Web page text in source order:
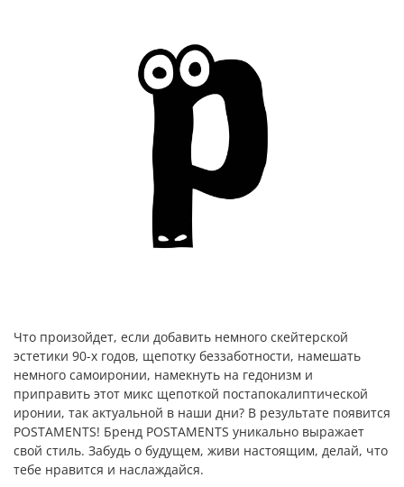
Что произойдет, если добавить немного скейтерской
эстетики 90-х годов, щепотку беззаботности, намешать
немного самоиронии, намекнуть на гедонизм и
приправить этот микс щепоткой постапокалиптической
иронии, так актуальной в наши дни? В результате появится
POSTAMENTS! Бренд POSTAMENTS уникально выражает
свой стиль. Забудь о будущем, живи настоящим, делай, что
тебе нравится и наслаждайся.